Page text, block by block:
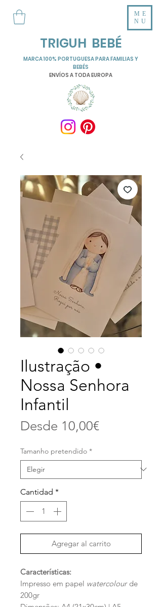
TRIGUH BEBÉ
ME
NU
MARCA 100% PORTUGUESA PARA FAMILIAS Y
BEBÉS
ENVÍOS A TODA EUROPA
Ilustração •
Nossa Senhora
Infantil
Desde 10,00€Precio
oferta
Tamanho pretendido *
Cantidad *
Agregar al carrito
Características:
Impresso em papel watercolourde
200gr